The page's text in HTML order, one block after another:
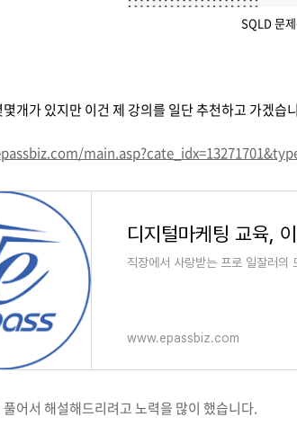
SQLD 문
개가 있지만 이건 제 강의를 일단 추천하고 가겠습
디지털마케팅 교육,
직장에서 사랑받는 프로 일잘러의
www.epassbiz.com
어서 해설해드리려고 노력을 많이 했습니다.